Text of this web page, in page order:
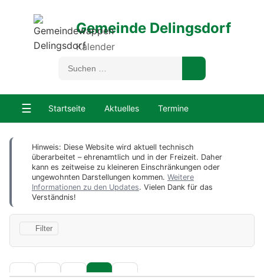
Gemeinde Delingsdorf
Kalender
☰ Startseite Aktuelles Termine
Hinweis: Diese Website wird aktuell technisch
überarbeitet – ehrenamtlich und in der Freizeit. Daher
kann es zeitweise zu kleineren Einschränkungen oder
ungewohnten Darstellungen kommen. Weitere
Informationen zu den Updates. Vielen Dank für das
Verständnis!
Filter